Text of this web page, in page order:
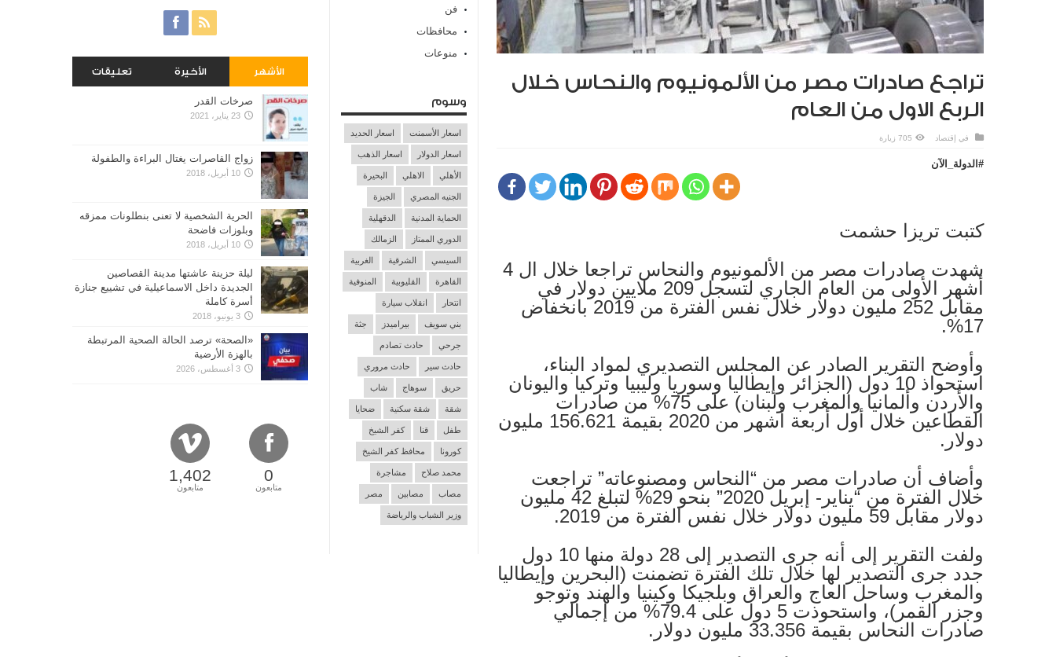
تراجع صادرات مصر من الألمونيوم والنحاس خلال
الربع الاول من العام
في إقتصاد 705 زيارة
#الدولة_الآن
كتبت تريزا حشمت
شهدت صادرات مصر من الألمونيوم والنحاس تراجعا خلال ال 4
أشهر الأولى من العام الجاري لتسجل 209 ملايين دولار في
مقابل 252 مليون دولار خلال نفس الفترة من 2019 بانخفاض
17%.
وأوضح التقرير الصادر عن المجلس التصديري لمواد البناء،
استحواذ 10 دول (الجزائر وإيطاليا وسوريا وليبيا وتركيا واليونان
والأردن وألمانيا والمغرب ولبنان) على 75% من صادرات
القطاعين خلال أول أربعة أشهر من 2020 بقيمة 156.621 مليون
دولار.
وأضاف أن صادرات مصر من “النحاس ومصنوعاته” تراجعت
خلال الفترة من “يناير- إبريل 2020” بنحو 29% لتبلغ 42 مليون
دولار مقابل 59 مليون دولار خلال نفس الفترة من 2019.
ولفت التقرير إلى أنه جرى التصدير إلى 28 دولة منها 10 دول
جدد جرى التصدير لها خلال تلك الفترة تضمنت (البحرين وإيطاليا
والمغرب وساحل العاج والعراق وبلجيكا وكينيا والهند وتوجو
وجزر القمر)، واستحوذت 5 دول على 79.4% من إجمالي
صادرات النحاس بقيمة 33.356 مليون دولار.
فن
محافظات
منوعات
وسوم
اسعار الأسمنت اسعار الحديد
اسعار الدولار اسعار الذهب
الأهلي الاهلي البحيرة
الجنيه المصري الجيزة
الحماية المدنية الدقهلية
الدوري الممتاز الزمالك
السيسي الشرقية الغربية
القاهرة القليوبية المنوفية
انتحار انقلاب سيارة
بني سويف بيراميدز جثة
جرحي حادث تصادم
حادث سير حادث مروري
حريق سوهاج شاب
شقة شقة سكنية ضحايا
طفل قنا كفر الشيخ
كورونا محافظ كفر الشيخ
محمد صلاح مشاجرة
مصاب مصابين مصر
وزير الشباب والرياضة
الأشهر الأخيرة تعليقات
صرخات القدر
23 يناير، 2021
زواج القاصرات يغتال البراءة والطفولة
10 أبريل، 2018
الحرية الشخصية لا تعنى بنطلونات ممزقه
وبلوزات فاضحة
10 أبريل، 2018
ليلة حزينة عاشتها مدينة القصاصين
الجديدة داخل الاسماعيلية في تشييع جنازة
أسرة كاملة
3 يونيو، 2018
«الصحة» ترصد الحالة الصحية المرتبطة
بالهزة الأرضية
3 أغسطس، 2026
0
متابعون
1,402
متابعون